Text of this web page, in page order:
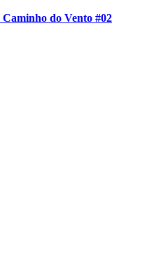
do Vento #02